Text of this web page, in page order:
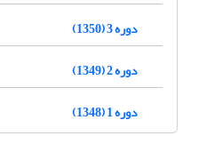
دوره 3 (1350)
دوره 2 (1349)
دوره 1 (1348)